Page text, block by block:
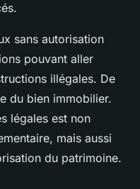
sans autorisation
pouvant aller
illégales. De
du bien immobilier.
légales est non
mais aussi
du patrimoine.